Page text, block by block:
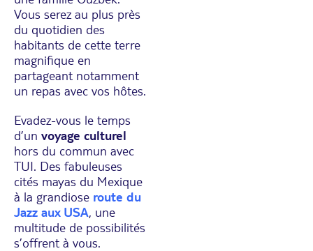
Vous serez au plus près
du quotidien des
habitants de cette terre
magnifique en
partageant notamment
un repas avec vos hôtes.
Evadez-vous le temps
d’un voyage culturel
hors du commun avec
TUI. Des fabuleuses
cités mayas du Mexique
à la grandiose route du
Jazz aux USA, une
multitude de possibilités
s’offrent à vous.